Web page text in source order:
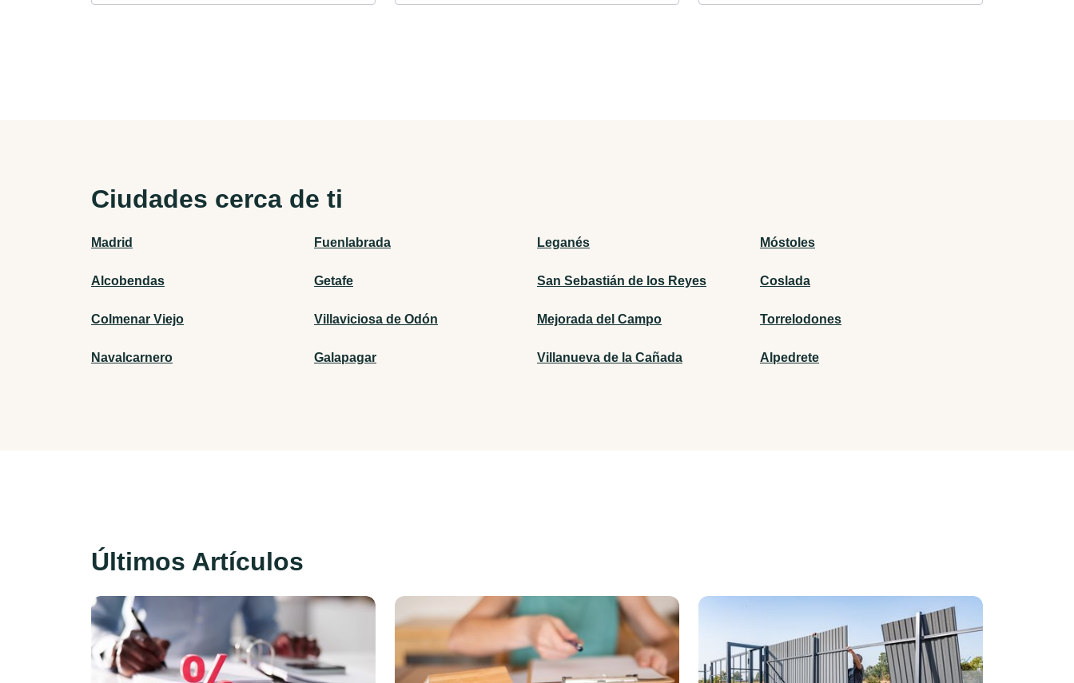
Ciudades cerca de ti
Madrid Fuenlabrada Leganés Móstoles
Alcobendas Getafe San Sebastián de los Reyes Coslada
Colmenar Viejo Villaviciosa de Odón Mejorada del Campo Torrelodones
Navalcarnero Galapagar Villanueva de la Cañada Alpedrete
Últimos Artículos